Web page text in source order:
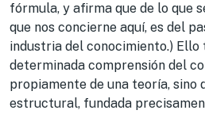
fórmula, y afirma que de lo que
que nos concierne aquí, es del
industria del conocimiento.) Ello
determinada comprensión del
propiamente de una teoría, sino
estructural, fundada